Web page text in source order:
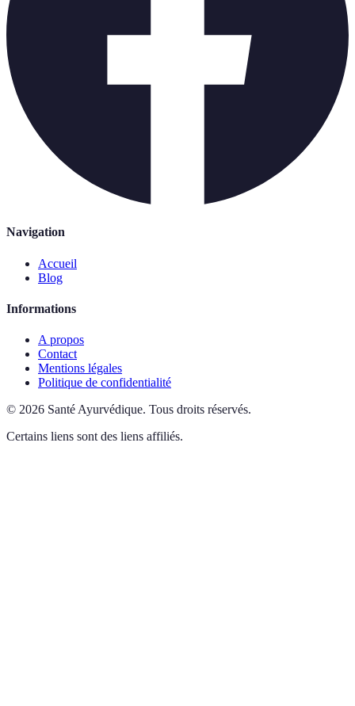
Navigation
Accueil
Blog
Informations
A propos
Contact
Mentions légales
Politique de confidentialité
© 2026 Santé Ayurvédique. Tous droits réservés.
Certains liens sont des liens affiliés.